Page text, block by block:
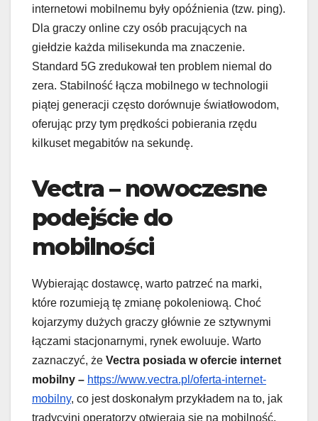
internetowi mobilnemu były opóźnienia (tzw. ping).
Dla graczy online czy osób pracujących na
giełdzie każda milisekunda ma znaczenie.
Standard 5G zredukował ten problem niemal do
zera. Stabilność łącza mobilnego w technologii
piątej generacji często dorównuje światłowodom,
oferując przy tym prędkości pobierania rzędu
kilkuset megabitów na sekundę.
Vectra – nowoczesne
podejście do
mobilności
Wybierając dostawcę, warto patrzeć na marki,
które rozumieją tę zmianę pokoleniową. Choć
kojarzymy dużych graczy głównie ze sztywnymi
łączami stacjonarnymi, rynek ewoluuje. Warto
zaznaczyć, że Vectra posiada w ofercie internet
mobilny – https://www.vectra.pl/oferta-internet-
mobilny, co jest doskonałym przykładem na to, jak
tradycyjni operatorzy otwierają się na mobilność.